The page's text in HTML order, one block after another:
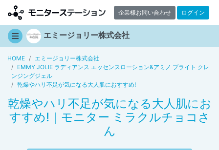
企業様お問い合わせ ログイン
エミージョリー株式会社
HOME
エミージョリー株式会社
EMMY JOLIE ラディアンス エッセンスローション&アミノ ブライト クレ
ンジングジェル
乾燥やハリ不足が気になる大人肌におすすめ!
乾燥やハリ不足が気になる大人肌にお
すすめ!｜モニター ミラクルチョコさ
ん